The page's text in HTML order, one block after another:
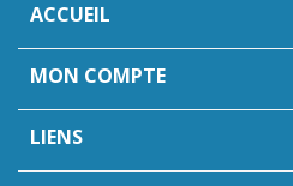
ACCUEIL
MON COMPTE
LIENS